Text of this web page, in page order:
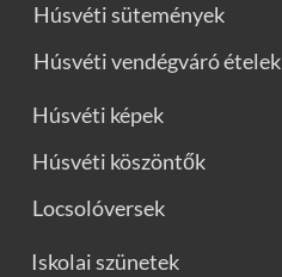
Húsvéti sütemények
Húsvéti vendégváró ételek
Húsvéti képek
Húsvéti köszöntők
Locsolóversek
Iskolai szünetek